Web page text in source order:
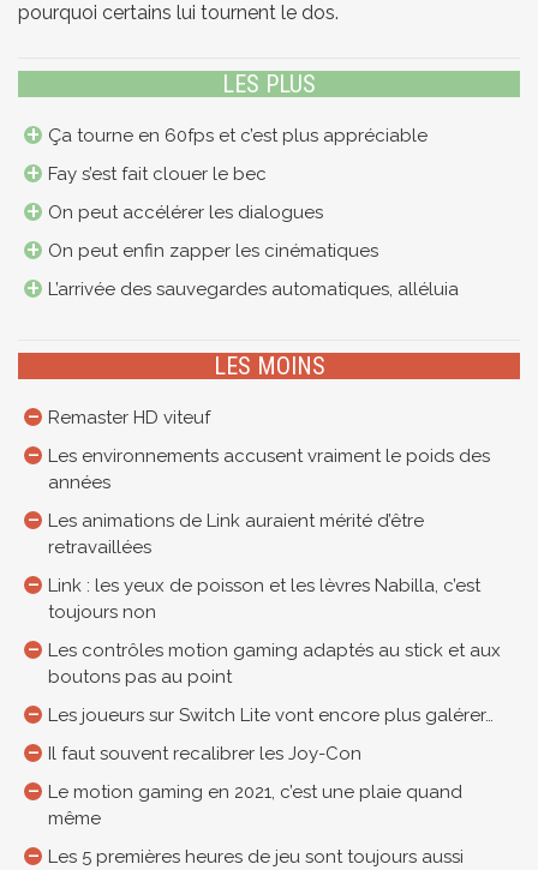
pourquoi certains lui tournent le dos.
LES PLUS
Ça tourne en 60fps et c’est plus appréciable
Fay s’est fait clouer le bec
On peut accélérer les dialogues
On peut enfin zapper les cinématiques
L’arrivée des sauvegardes automatiques, alléluia
LES MOINS
Remaster HD viteuf
Les environnements accusent vraiment le poids des
années
Les animations de Link auraient mérité d’être
retravaillées
Link : les yeux de poisson et les lèvres Nabilla, c’est
toujours non
Les contrôles motion gaming adaptés au stick et aux
boutons pas au point
Les joueurs sur Switch Lite vont encore plus galérer…
Il faut souvent recalibrer les Joy-Con
Le motion gaming en 2021, c’est une plaie quand
même
Les 5 premières heures de jeu sont toujours aussi